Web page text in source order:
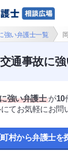
強い弁護士一覧
通事故に
強い弁護士 が10
てお気軽にお問
村から弁護士を